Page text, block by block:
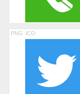
PNG ICO